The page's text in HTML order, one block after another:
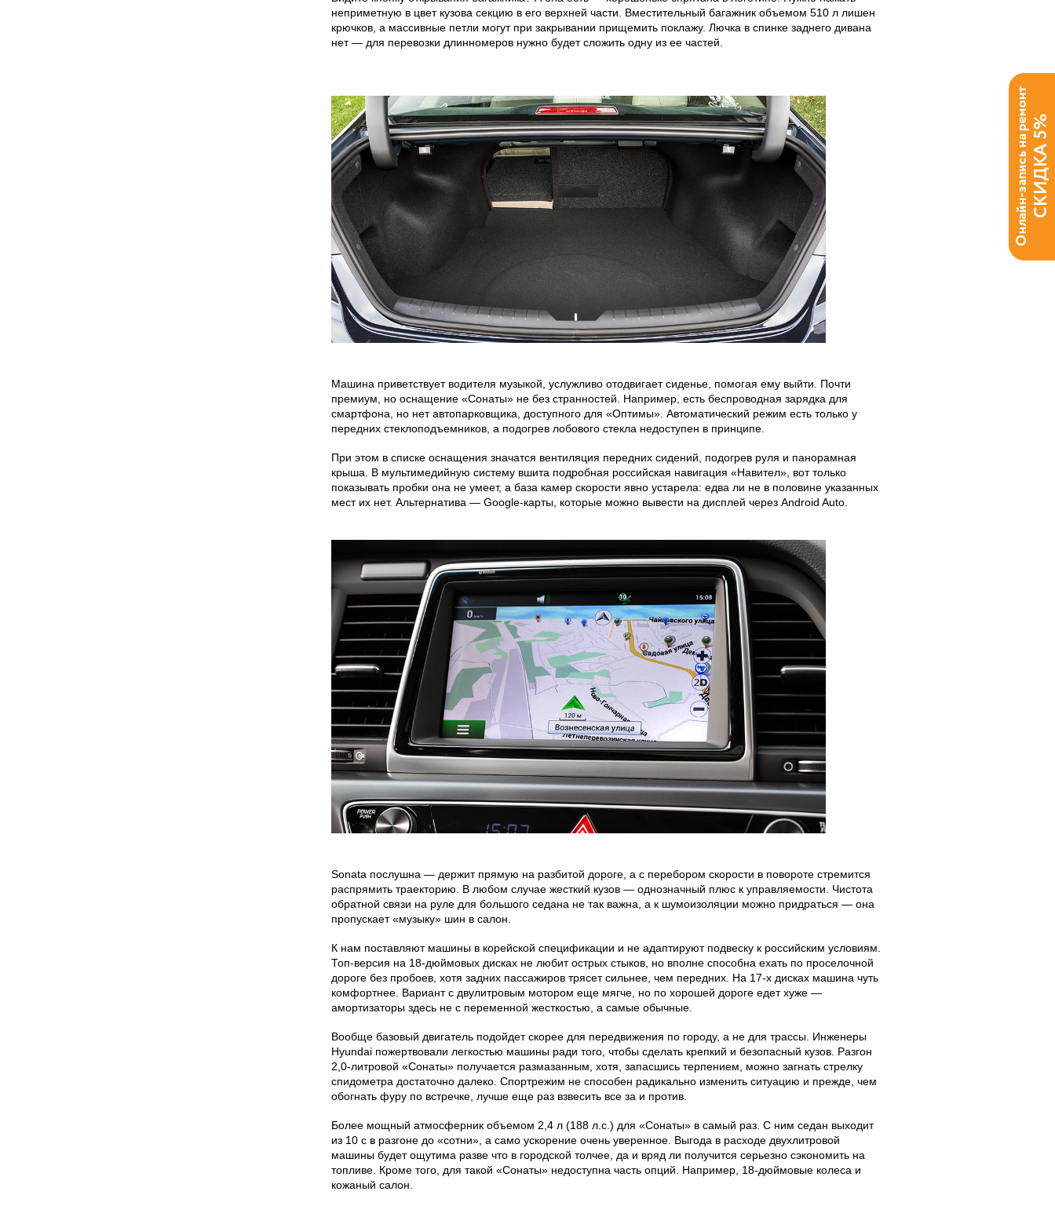
неприметную в цвет кузова секцию в его верхней части. Вместительный багажник объемом 510 л лишен
крючков, а массивные петли могут при закрывании прищемить поклажу. Лючка в спинке заднего дивана
нет — для перевозки длинномеров нужно будет сложить одну из ее частей.
Машина приветствует водителя музыкой, услужливо отодвигает сиденье, помогая ему выйти. Почти
премиум, но оснащение «Сонаты» не без странностей. Например, есть беспроводная зарядка для
смартфона, но нет автопарковщика, доступного для «Оптимы». Автоматический режим есть только у
передних стеклоподъемников, а подогрев лобового стекла недоступен в принципе.
При этом в списке оснащения значатся вентиляция передних сидений, подогрев руля и панорамная
крыша. В мультимедийную систему вшита подробная российская навигация «Навител», вот только
показывать пробки она не умеет, а база камер скорости явно устарела: едва ли не в половине указанных
мест их нет. Альтернатива — Google-карты, которые можно вывести на дисплей через Android Auto.
Sonata послушна — держит прямую на разбитой дороге, а с перебором скорости в повороте стремится
распрямить траекторию. В любом случае жесткий кузов — однозначный плюс к управляемости. Чистота
обратной связи на руле для большого седана не так важна, а к шумоизоляции можно придраться — она
пропускает «музыку» шин в салон.
К нам поставляют машины в корейской спецификации и не адаптируют подвеску к российским условиям.
Топ-версия на 18-дюймовых дисках не любит острых стыков, но вполне способна ехать по проселочной
дороге без пробоев, хотя задних пассажиров трясет сильнее, чем передних. На 17-х дисках машина чуть
комфортнее. Вариант с двулитровым мотором еще мягче, но по хорошей дороге едет хуже —
амортизаторы здесь не с переменной жесткостью, а самые обычные.
Вообще базовый двигатель подойдет скорее для передвижения по городу, а не для трассы. Инженеры
Hyundai пожертвовали легкостью машины ради того, чтобы сделать крепкий и безопасный кузов. Разгон
2,0-литровой «Сонаты» получается размазанным, хотя, запасшись терпением, можно загнать стрелку
спидометра достаточно далеко. Спортрежим не способен радикально изменить ситуацию и прежде, чем
обогнать фуру по встречке, лучше еще раз взвесить все за и против.
Более мощный атмосферник объемом 2,4 л (188 л.с.) для «Сонаты» в самый раз. С ним седан выходит
из 10 с в разгоне до «сотни», а само ускорение очень уверенное. Выгода в расходе двухлитровой
машины будет ощутима разве что в городской толчее, да и вряд ли получится серьезно сэкономить на
топливе. Кроме того, для такой «Сонаты» недоступна часть опций. Например, 18-дюймовые колеса и
кожаный салон.